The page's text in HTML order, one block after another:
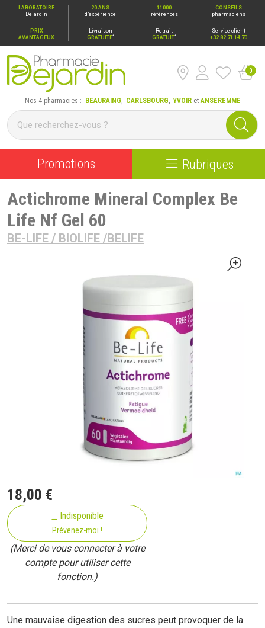
LABORATOIRE
Dejardin
20 ANS
d’expérience
11000
références
CONSEILS
pharmaciens
PRIX
AVANTAGEUX
Livraison
GRATUITE*
Retrait
GRATUIT*
Service client
+32 82 71 14 70
Pharmacie Dejardin Nos 4 pharmacies : Beauraing,
0
Nos 4 pharmacies : BEAURAING, CARLSBOURG,YVOIRetANSEREMME
Promotions Rubriques
Actichrome Mineral Complex Be
Life Nf Gel 60
BE-LIFE / BIOLIFE /BELIFE
18,00 €
Indisponible
Prévenez-moi !
(Merci de vous connecter à votre
compte pour utiliser cette
fonction.)
Une mauvaise digestion des sucres peut provoquer de la